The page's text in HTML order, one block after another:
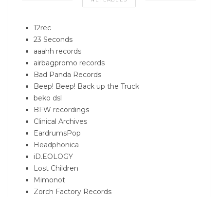
12rec
23 Seconds
aaahh records
airbagpromo records
Bad Panda Records
Beep! Beep! Back up the Truck
beko dsl
BFW recordings
Clinical Archives
EardrumsPop
Headphonica
iD.EOLOGY
Lost Children
Mimonot
Zorch Factory Records